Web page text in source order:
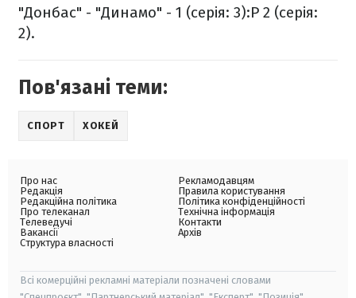
"Донбас" - "Динамо" - 1 (серія: 3):Р 2 (серія:
2).
Пов'язані теми:
СПОРТ ХОКЕЙ
Про нас
Редакція
Редакційна політика
Про телеканал
Телеведучі
Вакансії
Структура власності
Рекламодавцям
Правила користування
Політика конфіденційності
Технічна інформація
Контакти
Архів
Всі комерційні рекламні матеріали позначені словами